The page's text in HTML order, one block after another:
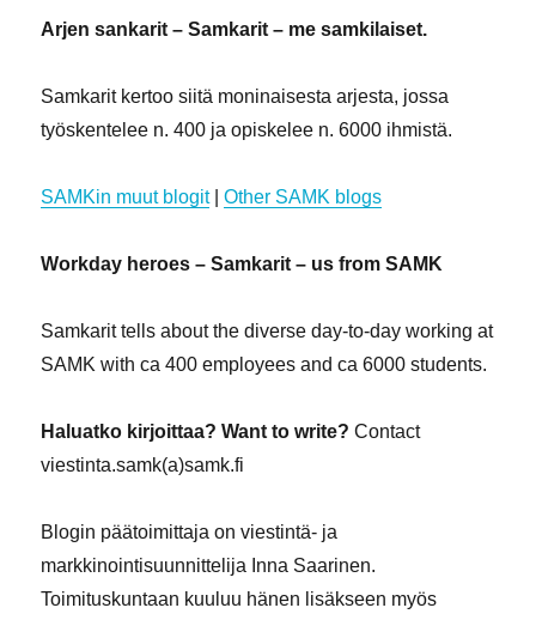
Arjen sankarit – Samkarit – me samkilaiset.
Samkarit kertoo siitä moninaisesta arjesta, jossa
työskentelee n. 400 ja opiskelee n. 6000 ihmistä.
SAMKin muut blogit|Other SAMK blogs
Workday heroes – Samkarit – us from SAMK
Samkarit tells about the diverse day-to-day working at
SAMK with ca 400 employees and ca 6000 students.
Haluatko kirjoittaa? Want to write? Contact
viestinta.samk(a)samk.fi
Blogin päätoimittaja on viestintä- ja
markkinointisuunnittelija Inna Saarinen.
Toimituskuntaan kuuluu hänen lisäkseen myös